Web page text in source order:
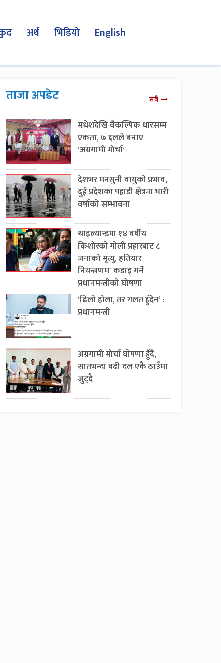
अर्थ भिडियो English
ताजा अपडेट सबै
मधेशदेखि वैकल्पिक धारसम्म
एकता, ७ दलले बनाए
‘अग्रगामी मोर्चा’
देशभर मनसुनी वायुको प्रभाव,
दुई प्रदेशका पहाडी क्षेत्रमा भारी
वर्षाको सम्भावना
थाइल्यान्डमा १४ वर्षीय
किशोरको गोली प्रहारबाट ८
जनाको मृत्यु, हतियार
नियन्त्रणमा कडाइ गर्ने
प्रधानमन्त्रीको घोषणा
‘ढिलो होला, तर गलत हुँदैन’ :
प्रधानमन्त्री
अग्रगामी मोर्चा घोषणा हुँदै,
सातभन्दा बढी दल एकै ठाउँमा
जुट्दै